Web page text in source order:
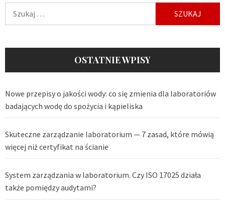
OSTATNIE WPISY
Nowe przepisy o jakości wody: co się zmienia dla laboratoriów
badających wodę do spożycia i kąpieliska
Skuteczne zarządzanie laboratorium — 7 zasad, które mówią
więcej niż certyfikat na ścianie
System zarządzania w laboratorium. Czy ISO 17025 działa
także pomiędzy audytami?